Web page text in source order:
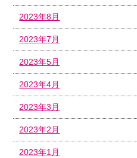
2023年8月
2023年7月
2023年5月
2023年4月
2023年3月
2023年2月
2023年1月